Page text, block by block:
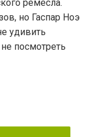
ремесла.
но Гаспар Ноэ
удивить
посмотреть